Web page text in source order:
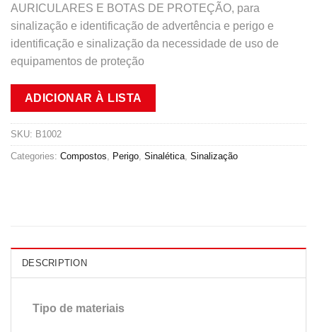
AURICULARES E BOTAS DE PROTEÇÃO, para
sinalização e identificação de advertência e perigo e
identificação e sinalização da necessidade de uso de
equipamentos de proteção
ADICIONAR À LISTA
SKU: B1002
Categories: Compostos Perigo Sinalética Sinalização
DESCRIPTION
Tipo de materiais